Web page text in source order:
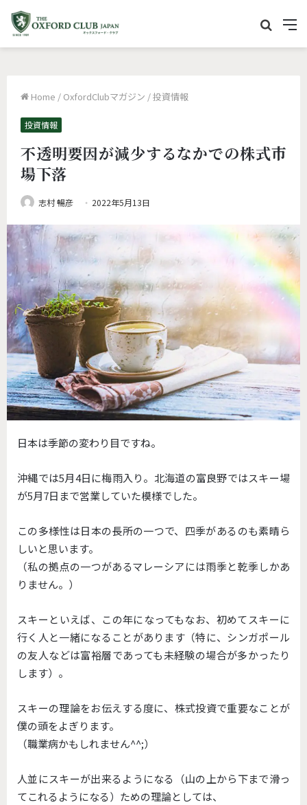
M
e
イ
索
Home / OxfordClubマガジン /投資情報
投資情報
不透明要因が減少するなかでの株式市
場下落
志村 暢彦 2022年5月13日
日本は季節の変わり目ですね。
沖縄では5月4日に梅雨入り。北海道の富良野ではスキー場
が5月7日まで営業していた模様でした。
この多様性は日本の長所の一つで、四季があるのも素晴ら
しいと思います。
（私の拠点の一つがあるマレーシアには雨季と乾季しかあ
りません。）
スキーといえば、この年になってもなお、初めてスキーに
行く人と一緒になることがあります（特に、シンガポール
の友人などは富裕層であっても未経験の場合が多かったり
します）。
スキーの理論をお伝えする度に、株式投資で重要なことが
僕の頭をよぎります。
（職業病かもしれません^^;）
人並にスキーが出来るようになる（山の上から下まで滑っ
てこれるようになる）ための理論としては、